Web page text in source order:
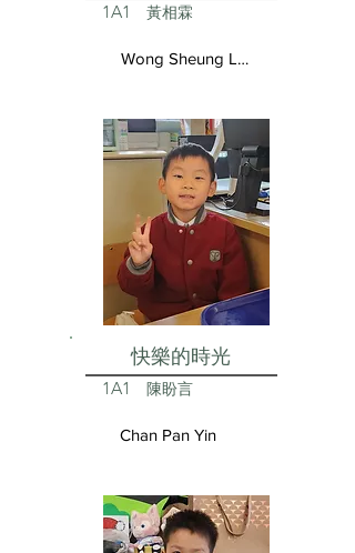
1A1 黃相霖
Wong Sheung Lam
快樂的時光
1A1 陳盼言
Chan Pan Yin